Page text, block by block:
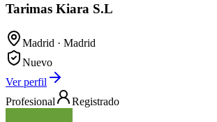
Tarimas Kiara S.L
Madrid · Madrid
Nuevo
Ver perfil
Profesional
Registrado